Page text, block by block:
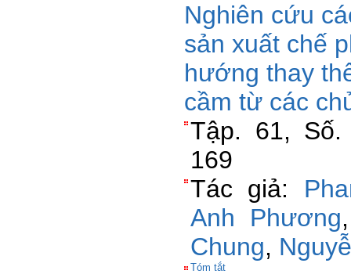
Nghiên cứu
sản xuất chế
hướng thay
cầm từ các
Tập. 61,
169
Tác giả:
Anh Phương
Chung,
Tóm tắt